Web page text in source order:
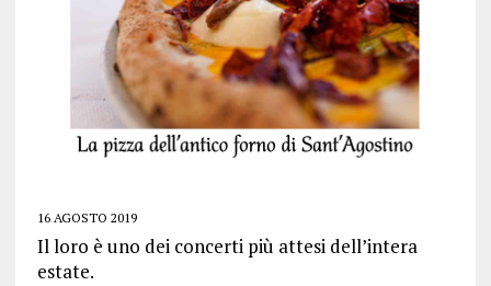
16 AGOSTO 2019
Il loro è uno dei concerti più attesi dell’intera
estate.